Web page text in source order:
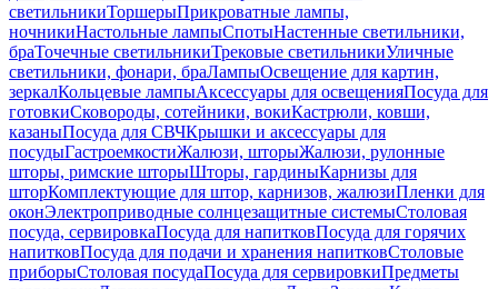
светильникиТоршерыПрикроватные лампы,
ночникиНастольные лампыСпотыНастенные светильники,
браТочечные светильникиТрековые светильникиУличные
светильники, фонари, браЛампыОсвещение для картин,
зеркалКольцевые лампыАксессуары для освещенияПосуда для
готовкиСковороды, сотейники, вокиКастрюли, ковши,
казаныПосуда для СВЧКрышки и аксессуары для
посудыГастроемкостиЖалюзи, шторыЖалюзи, рулонные
шторы, римские шторыШторы, гардиныКарнизы для
шторКомплектующие для штор, карнизов, жалюзиПленки для
оконЭлектроприводные солнцезащитные системыСтоловая
посуда, сервировкаПосуда для напитковПосуда для горячих
напитковПосуда для подачи и хранения напитковСтоловые
приборыСтоловая посудаПосуда для сервировкиПредметы